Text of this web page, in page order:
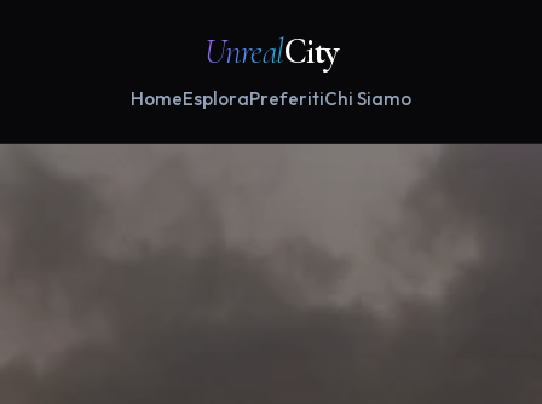
UnrealCity
HomeEsploraPreferitiChi Siamo